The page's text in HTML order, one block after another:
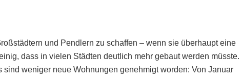
und Pendlern zu schaffen – wenn sie überhaupt eine
dass in vielen Städten deutlich mehr gebaut werden müsste.
sind weniger neue Wohnungen genehmigt worden: Von Januar